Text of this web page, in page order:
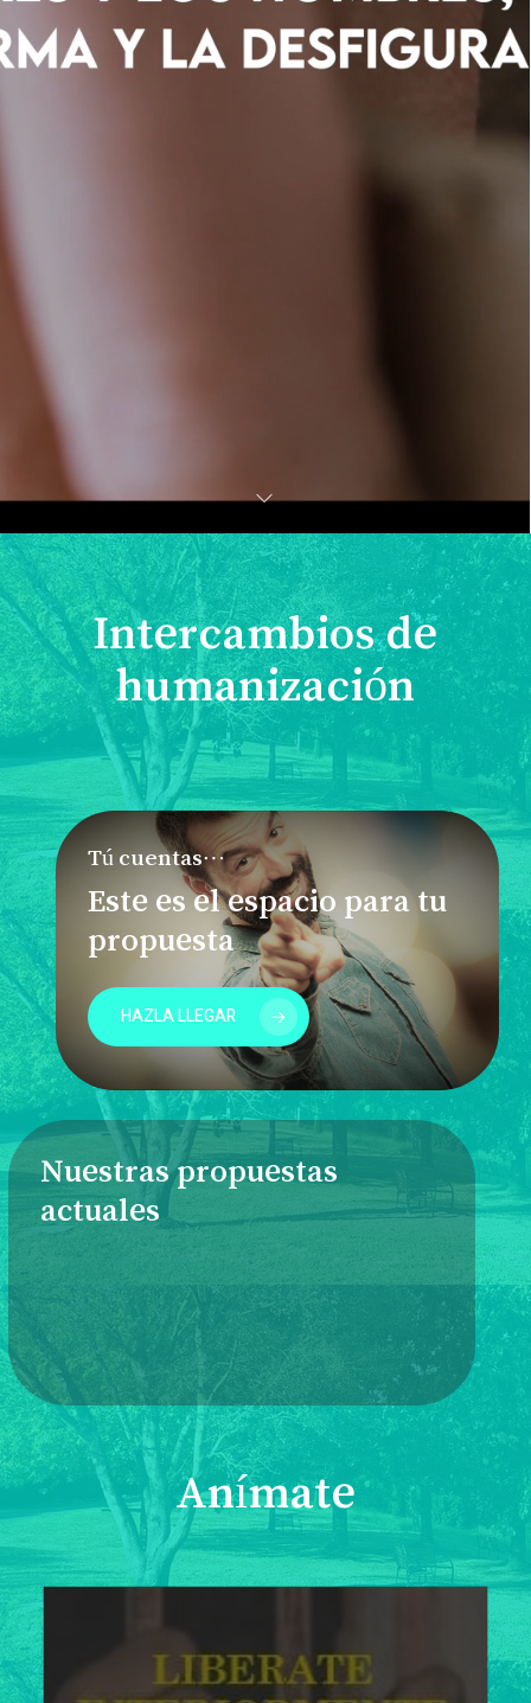
Intercambios de
humanización
Tú cuentas…
Este es el espacio para tu
propuesta
HAZLA LLEGAR
Nuestras propuestas
actuales
Anímate
Para un tiempo de
Cuaresma